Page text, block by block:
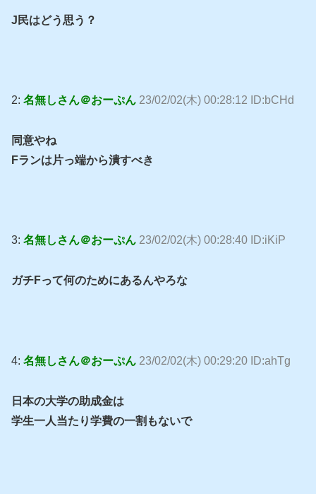
J民はどう思う？
2: 名無しさん＠おーぷん 23/02/02(木) 00:28:12 ID:bCHd
同意やね
Fランは片っ端から潰すべき
3: 名無しさん＠おーぷん 23/02/02(木) 00:28:40 ID:iKiP
ガチFって何のためにあるんやろな
4: 名無しさん＠おーぷん 23/02/02(木) 00:29:20 ID:ahTg
日本の大学の助成金は
学生一人当たり学費の一割もないで